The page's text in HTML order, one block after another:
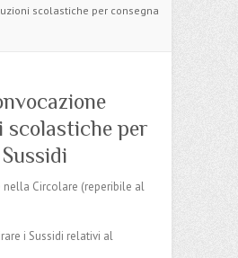
scolastiche per consegna
scolastiche per
nella Circolare (reperibile al
i Sussidi relativi al